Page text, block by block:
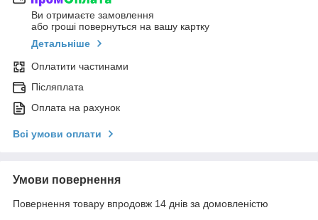
Ви отримаєте замовлення
або гроші повернуться на вашу картку
Детальніше
Оплатити частинами
Післяплата
Оплата на рахунок
Всі умови оплати
Умови повернення
Повернення товару впродовж 14 днів за домовленістю